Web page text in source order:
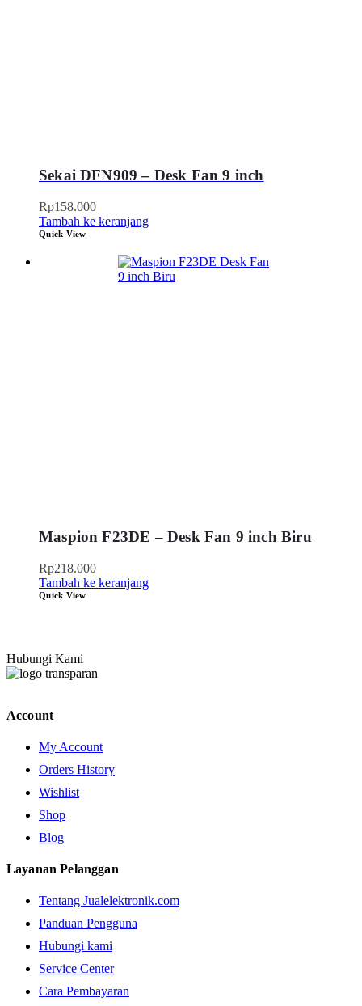
Sekai DFN909 – Desk Fan 9 inch
Rp158.000
Tambah ke keranjang
Quick View
Maspion F23DE – Desk Fan 9 inch Biru
Rp218.000
Tambah ke keranjang
Quick View
Hubungi Kami
Account
My Account
Orders History
Wishlist
Shop
Blog
Layanan Pelanggan
Tentang Jualelektronik.com
Panduan Pengguna
Hubungi kami
Service Center
Cara Pembayaran